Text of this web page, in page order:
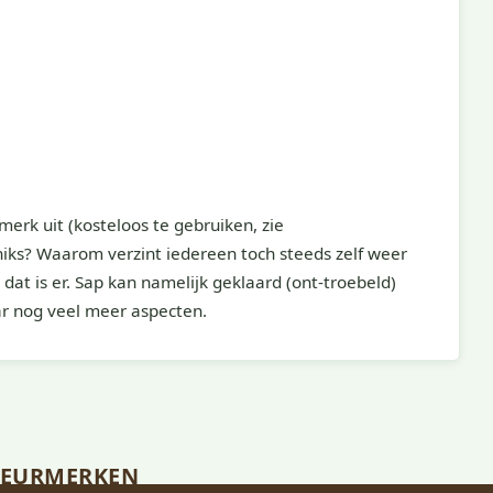
uit (kosteloos te gebruiken, zie
Waarom verzint iedereen toch steeds zelf weer
is er. Sap kan namelijk geklaard (ont-troebeld)
nog veel meer aspecten.